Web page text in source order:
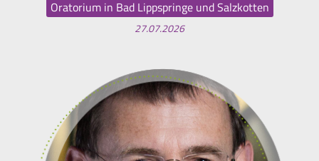
Oratorium in Bad Lippspringe und Salzkotten
27.07.2026